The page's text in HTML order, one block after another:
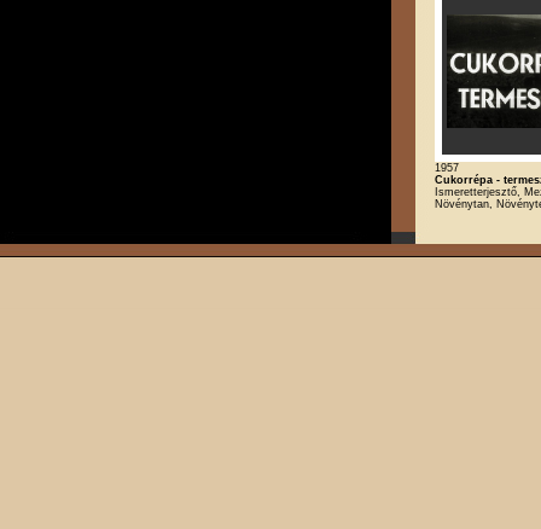
1957
Cukorrépa -
Ismeretterjesztő,
Növénytan,